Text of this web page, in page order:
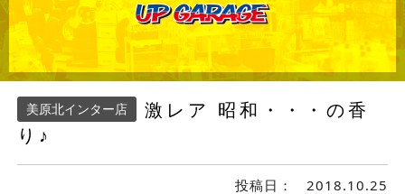
美原北インター店
激レア 昭和・・・の香
り♪
投稿日： 2018.10.25